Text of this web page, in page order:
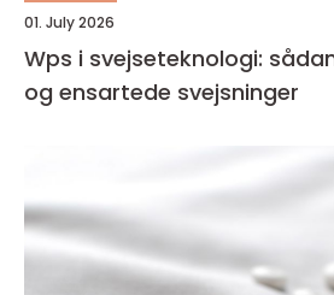
01. July 2026
Wps i svejseteknologi:
og ensartede svejsninger